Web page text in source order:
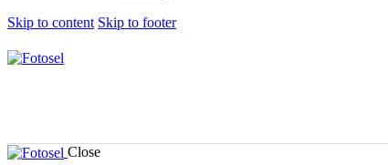
Skip to content Skip to footer
Close